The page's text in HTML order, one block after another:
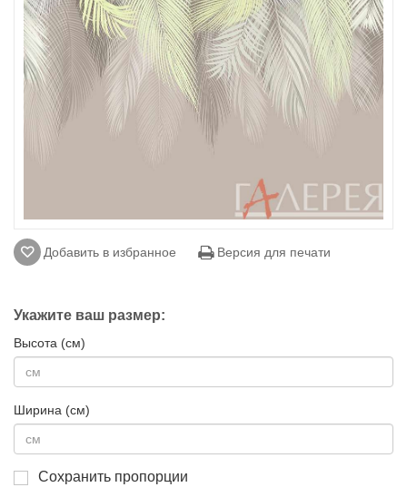
Добавить в избранное Версия для печати
Укажите ваш размер:
Высота (см)
Ширина (см)
Сохранить пропорции